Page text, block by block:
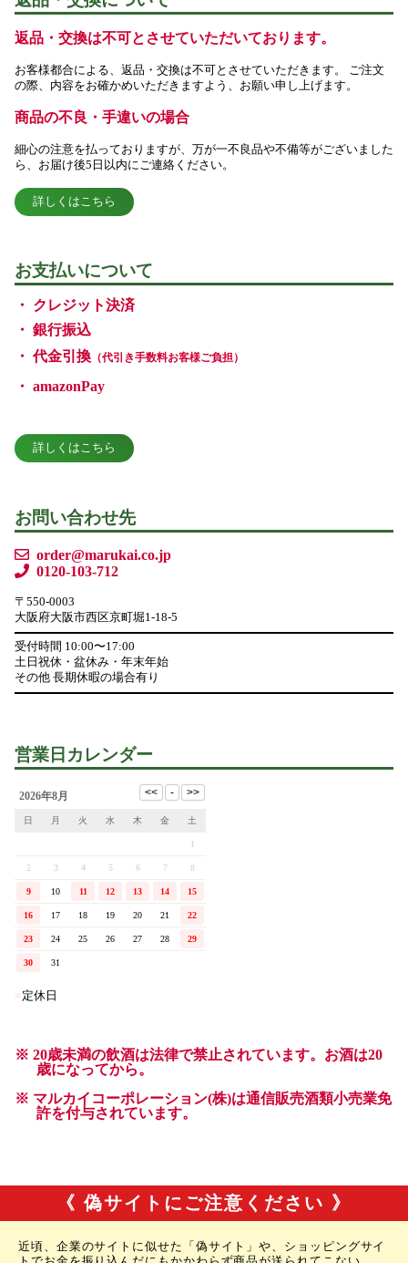
《 偽サイトにご注意ください 》
近頃、企業のサイトに似せた「偽サイト」や、ショッピングサイ